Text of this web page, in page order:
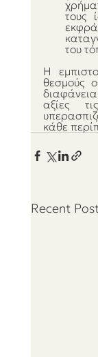
τους
του
Η
θεσμούς
αξίες
κάθε
Recent